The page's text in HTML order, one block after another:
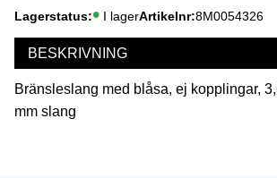
Lagerstatus I lagerArtikelnr 8M0054326
BESKRIVNING
Bränsleslang med blåsa, ej kopplingar,
mm slang